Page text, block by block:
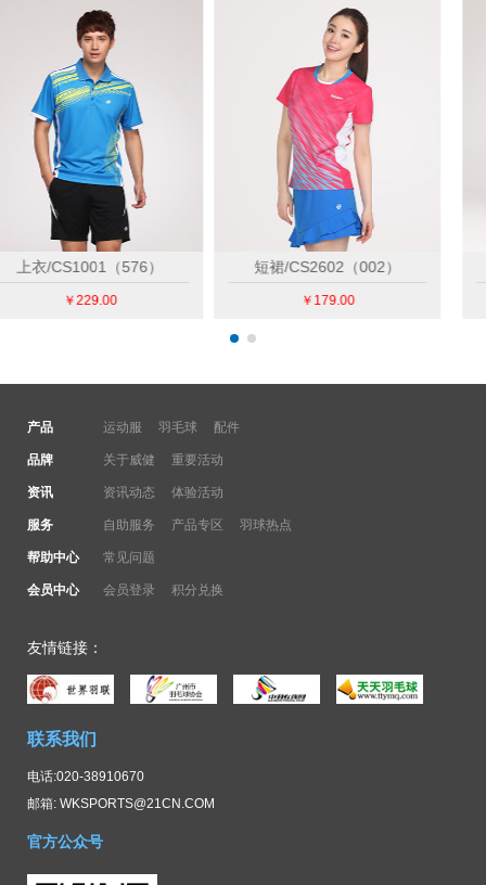
长裤/CS6203（019）
￥209.00
短裙/CS2602（007）
￥179.00
产品 运动服 羽毛球 配件
品牌 关于威健 重要活动
资讯 资讯动态 体验活动
服务 自助服务 产品专区 羽球热点
帮助中心 常见问题
会员中心 会员登录 积分兑换
友情链接：
联系我们
电话:020-38910670
邮箱: WKSPORTS@21CN.COM
官方公众号